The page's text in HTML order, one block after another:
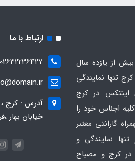
از یازده سال
تنها نمایندگی
اینتکس در کرج
اجناس خود را
گارانتی معتبر
نمایندگی و
در کرج و مصباح
ارتباط با ما
02632236427
آدرس : کرج ،
خیابان بهار